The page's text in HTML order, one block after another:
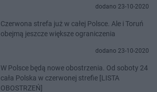
dodano 23-10-2020
Czerwona strefa już w całej Polsce. Ale i Toruń
obejmą jeszcze większe ograniczenia
dodano 23-10-2020
W Polsce będą nowe obostrzenia. Od soboty 24
cała Polska w czerwonej strefie [LISTA
OBOSTRZEŃ]